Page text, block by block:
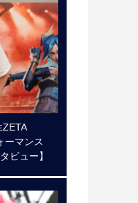
ーマンス
ビュー】